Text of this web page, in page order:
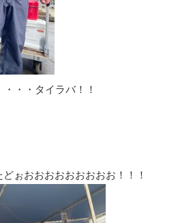
・・タイラバ！！
ぉおおおおおおおおお！！！